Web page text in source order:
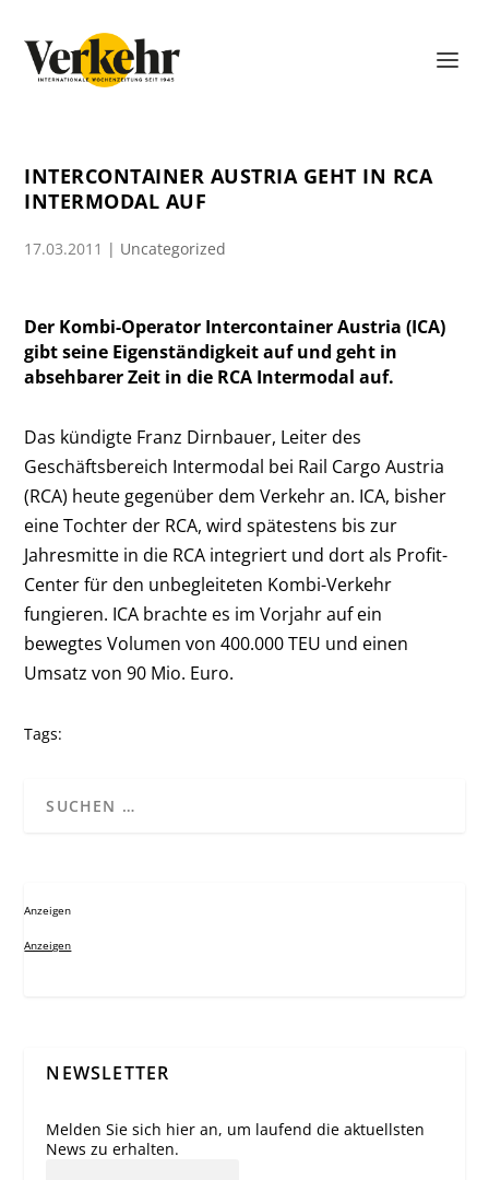
INTERCONTAINER AUSTRIA GEHT IN RCA
INTERMODAL AUF
17.03.2011 | Uncategorized
Der Kombi-Operator Intercontainer Austria (ICA)
gibt seine Eigenständigkeit auf und geht in
absehbarer Zeit in die RCA Intermodal auf.
Das kündigte Franz Dirnbauer, Leiter des
Geschäftsbereich Intermodal bei Rail Cargo Austria
(RCA) heute gegenüber dem Verkehr an. ICA, bisher
eine Tochter der RCA, wird spätestens bis zur
Jahresmitte in die RCA integriert und dort als Profit-
Center für den unbegleiteten Kombi-Verkehr
fungieren. ICA brachte es im Vorjahr auf ein
bewegtes Volumen von 400.000 TEU und einen
Umsatz von 90 Mio. Euro.
Tags:
Anzeigen
Anzeigen
NEWSLETTER
Melden Sie sich hier an, um laufend die aktuellsten
News zu erhalten.